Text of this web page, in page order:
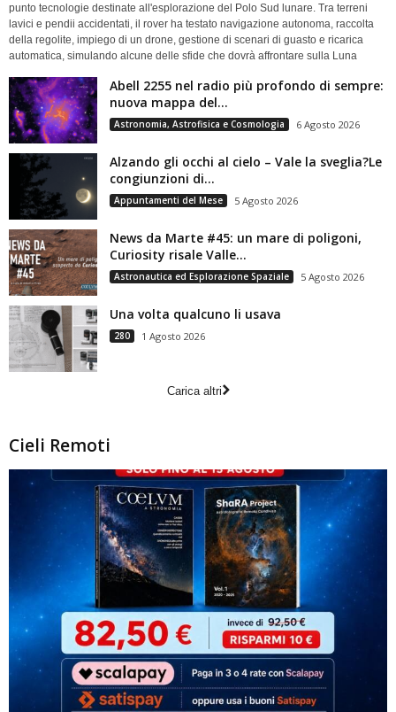
punto tecnologie destinate all'esplorazione del Polo Sud lunare. Tra terreni
lavici e pendii accidentati, il rover ha testato navigazione autonoma, raccolta
della regolite, impiego di un drone, gestione di scenari di guasto e ricarica
automatica, simulando alcune delle sfide che dovrà affrontare sulla Luna
Abell 2255 nel radio più profondo di sempre:
nuova mappa del...
Astronomia, Astrofisica e Cosmologia 6 Agosto 2026
Alzando gli occhi al cielo – Vale la sveglia?Le
congiunzioni di...
Appuntamenti del Mese 5 Agosto 2026
News da Marte #45: un mare di poligoni,
Curiosity risale Valle...
Astronautica ed Esplorazione Spaziale 5 Agosto 2026
Una volta qualcuno li usava
280 1 Agosto 2026
Carica altri
Cieli Remoti